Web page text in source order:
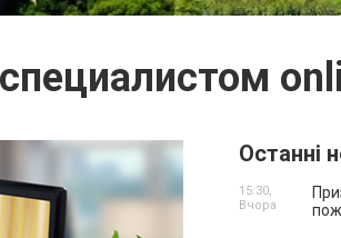
Останні
15:30,
Вчора